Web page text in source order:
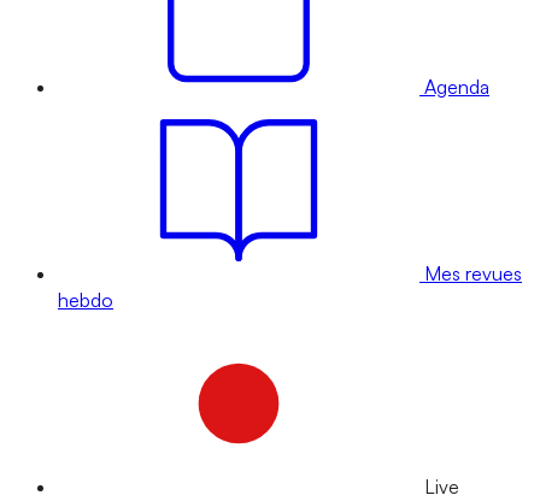
Agenda
Mes revues
hebdo
Live